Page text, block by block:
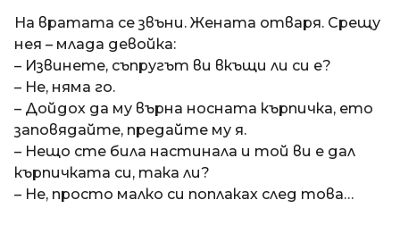
п
р
е
д
и
1
8
г
о
t
i
На вратата се звъни. Жената отваря. Срещу
нея – млада девойка:
– Извинете, съпругът ви вкъщи ли си е?
– Не, няма го.
– Дойдох да му върна носната кърпичка, ето
заповядайте, предайте му я.
– Нещо сте била настинала и той ви е дал
кърпичката си, така ли?
– Не, просто малко си поплаках след това…